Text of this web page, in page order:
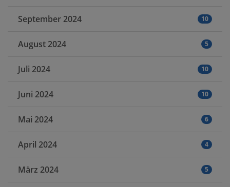
September 2024 10
August 2024 5
Juli 2024 10
Juni 2024 10
Mai 2024 6
April 2024 4
März 2024 5